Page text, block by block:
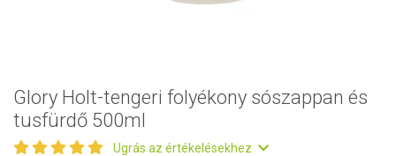
Glory Holt-tengeri folyékony sószappan és
tusfürdő 500ml
Ugrás az értékelésekhez